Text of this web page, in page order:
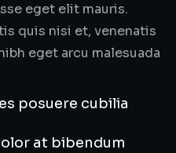
eget elit mauris.
quis nisi et, venenatis
eget arcu malesuada
posuere cubilia
at bibendum